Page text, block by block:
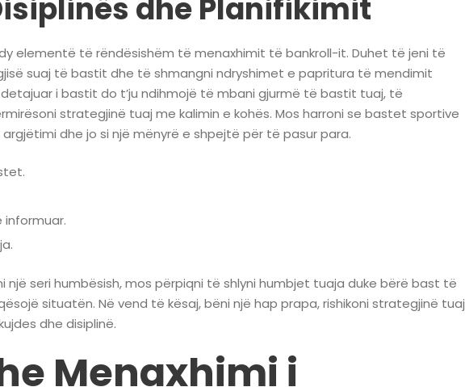
dhe Planifikimit
elementë të rëndësishëm të menaxhimit të bankroll-it. Duhet të jeni të
suaj të bastit dhe të shmangni ndryshimet e papritura të mendimit
i bastit do t’ju ndihmojë të mbani gjurmë të bastit tuaj, të
strategjinë tuaj me kalimin e kohës. Mos harroni se bastet sportive
dhe jo si një mënyrë e shpejtë për të pasur para.
informuar.
një seri humbësish, mos përpiqni të shlyni humbjet tuaja duke bërë bast të
situatën. Në vend të kësaj, bëni një hap prapa, rishikoni strategjinë tuaj
dhe disiplinë.
Menaxhimi i